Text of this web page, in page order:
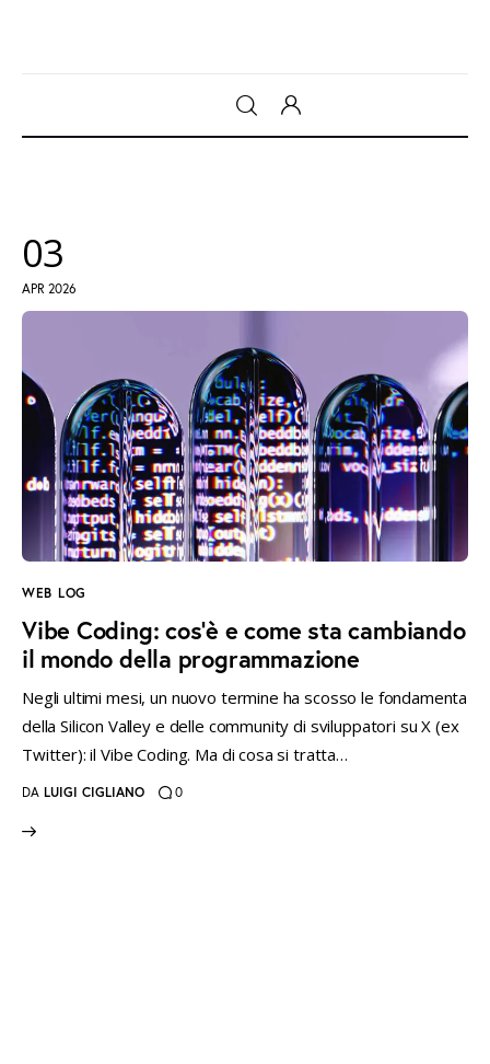
Web Log
instagramm
threadstwitter-
x
rss
03
APR 2026
WEB LOG
Vibe Coding: cos’è e come sta cambiando
il mondo della programmazione
Negli ultimi mesi, un nuovo termine ha scosso le fondamenta
della Silicon Valley e delle community di sviluppatori su X (ex
Twitter): il Vibe Coding. Ma di cosa si tratta…
DA LUIGI CIGLIANO 0